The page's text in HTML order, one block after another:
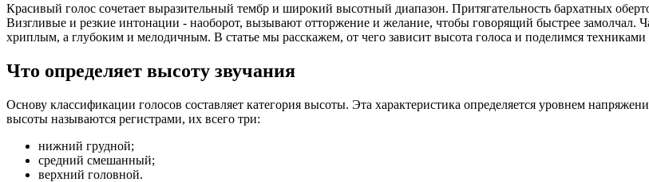
Красивый голос сочетает выразительный тембр и широкий высотный диапазон. Притягательность бархатных
Визгливые и резкие интонации - наоборот, вызывают отторжение и желание, чтобы говорящий быстрее замолчал.
хриплым, а глубоким и мелодичным. В статье мы расскажем, от чего зависит высота голоса и поделимся
Что определяет высоту звучания
Основу классификации голосов составляет категория высоты. Эта характеристика определяется уровнем
высоты называются регистрами, их всего три:
нижний грудной;
средний смешанный;
верхний головной.